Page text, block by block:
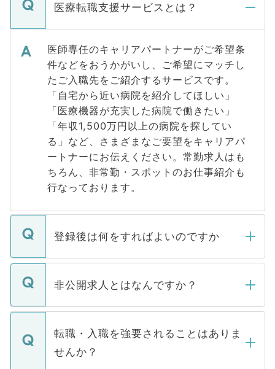
医療転職支援サービスとは？
医師専任のキャリアパートナーがご希望条
件などをおうかがいし、ご希望にマッチし
たご入職先をご紹介するサービスです。
「自宅から近い病院を紹介してほしい」
「医療機器が充実した病院で働きたい」
「年収1,500万円以上の病院を探してい
る」など、さまざまなご要望をキャリアパ
ートナーにお伝えください。常勤求人はも
ちろん、非常勤・スポットのお仕事紹介も
行なっております。
登録後は何をすればよいのですか
ご登録いただきましたら、弊社担当者がご
登録内容を確認し、その後メールもしくは
ます。通常、5営業日以内にはご連絡をせて
いただきますので、しばらくお待ちくださ
い。
非公開求人とはなんですか？
マイナビDOCTORで取り扱っている求人の
うち約3割は、Webサイトからご覧いただ
けない「非公開求人」です。非公開求人は
下記の理由によって、一般には公開してい
転職・入職を強要されることはありま
せんか？